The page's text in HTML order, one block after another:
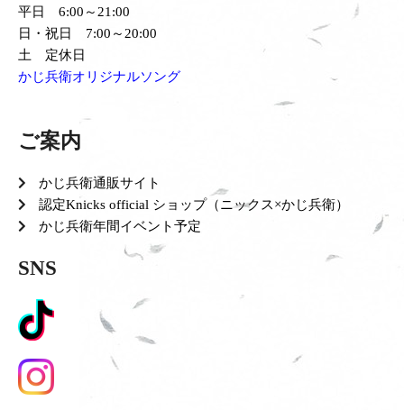
平日 6:00～21:00
日・祝日 7:00～20:00
土 定休日
かじ兵衛オリジナルソング
ご案内
かじ兵衛通販サイト
認定Knicks official ショップ（ニックス×かじ兵衛）
かじ兵衛年間イベント予定
SNS